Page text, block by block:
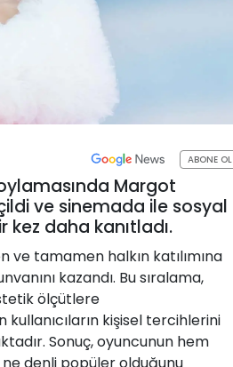
ABONE OL
Margot
ve sinemada ile sosyal
daha kanıtladı.
tamamen halkın katılımına
kazandı. Bu sıralama,
ölçütlere
kişisel tercihlerini
Sonuç, oyuncunun hem